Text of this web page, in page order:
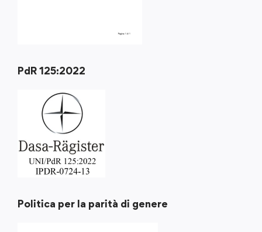
PdR 125:2022
Politica per la parità di genere